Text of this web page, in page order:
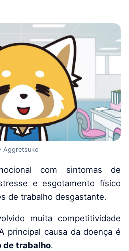
Aggretsuko
com sintomas de
e esgotamento físico
de trabalho desgastante.
muita competitividade
principal causa da doença é
de trabalho.